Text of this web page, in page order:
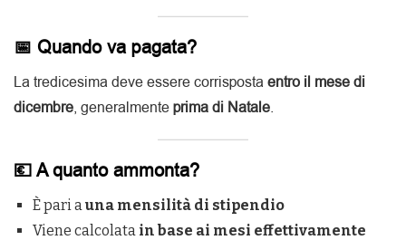
📅 Quando va pagata?
La tredicesima deve essere corrisposta entro il mese di
dicembre, generalmenteprima di Natale.
💶 A quanto ammonta?
È pari a una mensilità di stipendio
Viene calcolata in base ai mesi effettivamente